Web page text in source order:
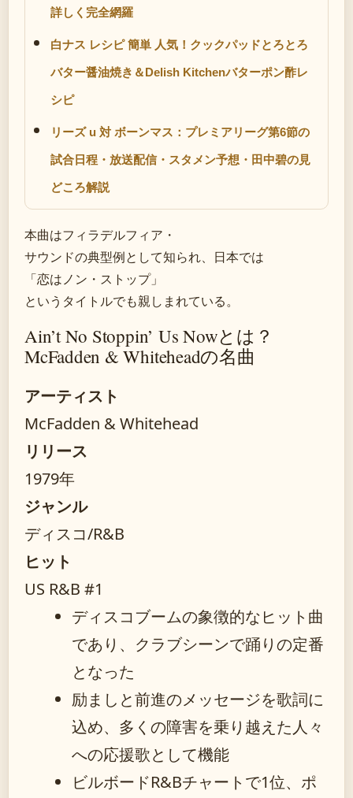
詳しく完全網羅
白ナス レシピ 簡単 人気！クックパッドとろとろ
バター醤油焼き＆Delish Kitchenバターポン酢レ
シピ
リーズ u 対 ボーンマス：プレミアリーグ第6節の
試合日程・放送配信・スタメン予想・田中碧の見
どころ解説
本曲はフィラデルフィア・
サウンドの典型例として知られ、日本では
「恋はノン・ストップ」
というタイトルでも親しまれている。
Ain’t No Stoppin’ Us Nowとは？
McFadden & Whiteheadの名曲
アーティスト
McFadden & Whitehead
リリース
1979年
ジャンル
ディスコ/R&B
ヒット
US R&B #1
ディスコブームの象徴的なヒット曲
であり、クラブシーンで踊りの定番
となった
励ましと前進のメッセージを歌詞に
込め、多くの障害を乗り越えた人々
への応援歌として機能
ビルボードR&Bチャートで1位、ポ